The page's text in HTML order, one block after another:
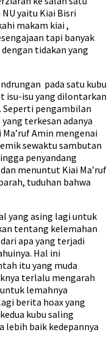
yaitu Kiai Bisri
makam kiai ,
tapi banyak
tidakan yang
pada satu kubu
isu-isu yang dilontarkan
Seperti pengambilan
terkesan adanya
Amin mengenai
sewaktu sambutan
penyandang
menuntut Kiai Ma’ruf
tuduhan bahwa
yang asing lagi untuk
tentang kelemahan
apa yang terjadi
Hal ini
itu yang muda
terlalu mengarah
lemahnya
berita hoax yang
kubu saling
lebih baik kedepannya